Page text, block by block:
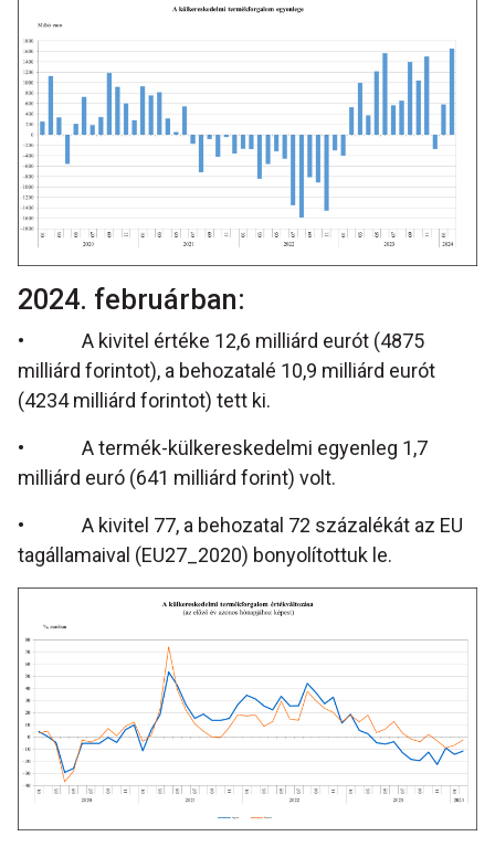
2024. februárban:
• A kivitel értéke 12,6 milliárd eurót (4875
milliárd forintot), a behozatalé 10,9 milliárd eurót
(4234 milliárd forintot) tett ki.
• A termék-külkereskedelmi egyenleg 1,7
milliárd euró (641 milliárd forint) volt.
• A kivitel 77, a behozatal 72 százalékát az EU
tagállamaival (EU27_2020) bonyolítottuk le.